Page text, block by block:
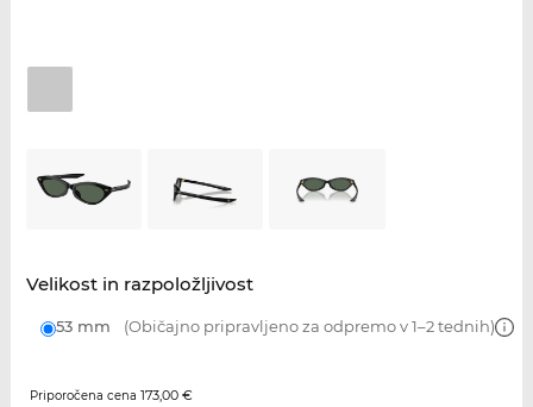
Velikost in razpoložljivost
53 mm (Običajno pripravljeno za odpremo v 1–2 tednih)
Priporočena cena 173,00 €